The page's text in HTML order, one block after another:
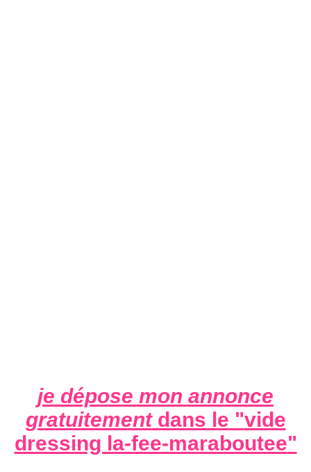
je dépose mon annonce
gratuitementdans le "vide
dressing la-fee-maraboutee"